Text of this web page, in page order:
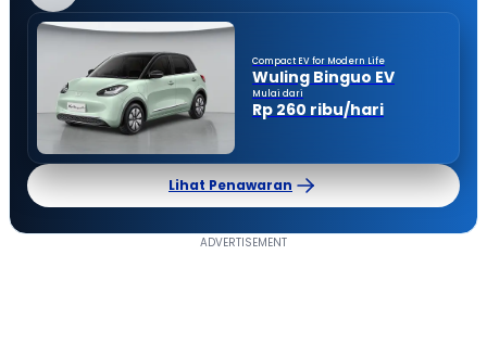
Compact EV for Modern Life
Wuling Binguo EV
Mulai dari
Rp 260 ribu/hari
Lihat Penawaran